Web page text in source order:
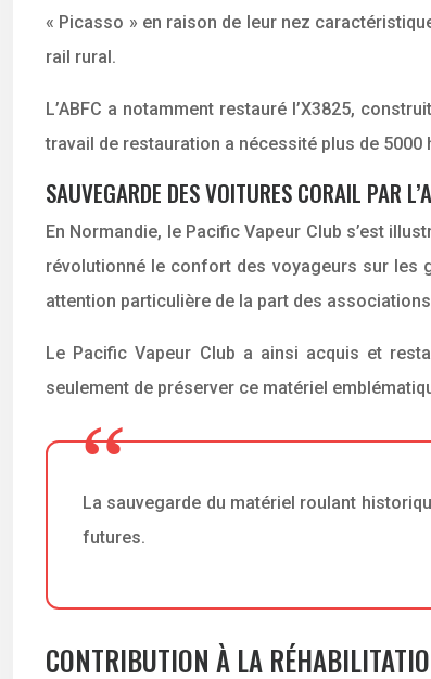
« Picasso » en raison de leur nez
rail rural.
L’ABFC a notamment restauré l’X3825,
travail de restauration a nécessité plus de 5000
SAUVEGARDE DES VOITURES CORAIL PAR
En Normandie, le Pacific Vapeur Club s’est
révolutionné le confort des voyageurs sur les
attention particulière de la part des
Le Pacific Vapeur Club a ainsi acquis et
seulement de préserver ce matériel
La sauvegarde du matériel roulant
futures.
CONTRIBUTION À LA